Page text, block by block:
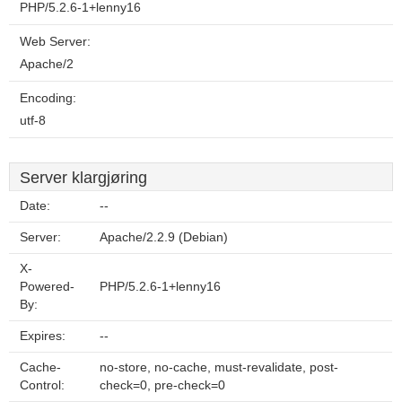
PHP/5.2.6-1+lenny16
Web Server:
Apache/2
Encoding:
utf-8
Server klargjøring
Date: --
Server: Apache/2.2.9 (Debian)
X-
Powered-
By:
PHP/5.2.6-1+lenny16
Expires: --
Cache-
Control:
no-store, no-cache, must-revalidate, post-
check=0, pre-check=0